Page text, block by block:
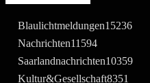
Blaulichtmeldungen15236
Nachrichten11594
Saarlandnachrichten10359
Kultur&Gesellschaft8351